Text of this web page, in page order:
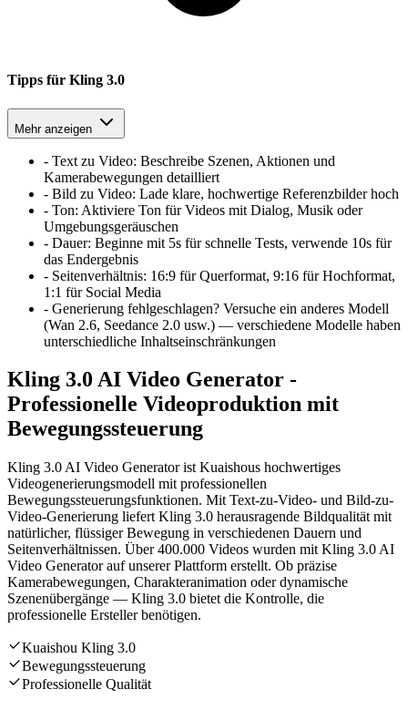
Tipps für Kling 3.0
Mehr anzeigen
- Text zu Video: Beschreibe Szenen, Aktionen und
Kamerabewegungen detailliert
- Bild zu Video: Lade klare, hochwertige Referenzbilder hoch
- Ton: Aktiviere Ton für Videos mit Dialog, Musik oder
Umgebungsgeräuschen
- Dauer: Beginne mit 5s für schnelle Tests, verwende 10s für
das Endergebnis
- Seitenverhältnis: 16:9 für Querformat, 9:16 für Hochformat,
1:1 für Social Media
- Generierung fehlgeschlagen? Versuche ein anderes Modell
(Wan 2.6, Seedance 2.0 usw.) — verschiedene Modelle haben
unterschiedliche Inhaltseinschränkungen
Kling 3.0 AI Video Generator -
Professionelle Videoproduktion mit
Bewegungssteuerung
Kling 3.0 AI Video Generator ist Kuaishous hochwertiges
Videogenerierungsmodell mit professionellen
Bewegungssteuerungsfunktionen. Mit Text-zu-Video- und Bild-zu-
Video-Generierung liefert Kling 3.0 herausragende Bildqualität mit
natürlicher, flüssiger Bewegung in verschiedenen Dauern und
Seitenverhältnissen. Über 400.000 Videos wurden mit Kling 3.0 AI
Video Generator auf unserer Plattform erstellt. Ob präzise
Kamerabewegungen, Charakteranimation oder dynamische
Szenenübergänge — Kling 3.0 bietet die Kontrolle, die
professionelle Ersteller benötigen.
Kuaishou Kling 3.0
Bewegungssteuerung
Professionelle Qualität